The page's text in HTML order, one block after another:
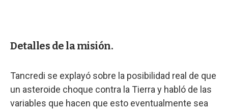
Detalles de la misión.
Tancredi se explayó sobre la posibilidad real de que
un asteroide choque contra la Tierra y habló de las
variables que hacen que esto eventualmente sea